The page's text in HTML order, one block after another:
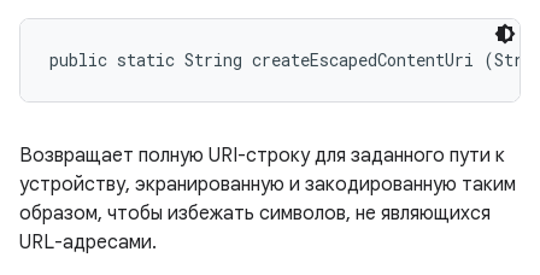
public static String createEscapedContentUri
Возвращает полную URI-строку для заданного пути к
устройству, экранированную и закодированную таким
образом, чтобы избежать символов, не являющихся
URL-адресами.